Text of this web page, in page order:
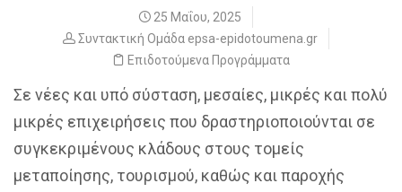
25 Μαΐου, 2025
Συντακτική Ομάδα epsa-epidotoumena.gr
Επιδοτούμενα Προγράμματα
Σε νέες και υπό σύσταση, μεσαίες, μικρές και πολύ
μικρές επιχειρήσεις που δραστηριοποιούνται σε
συγκεκριμένους κλάδους στους τομείς
μεταποίησης, τουρισμού, καθώς και παροχής